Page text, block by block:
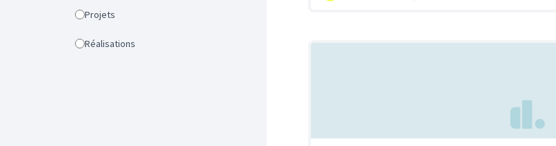
Projets
Réalisations